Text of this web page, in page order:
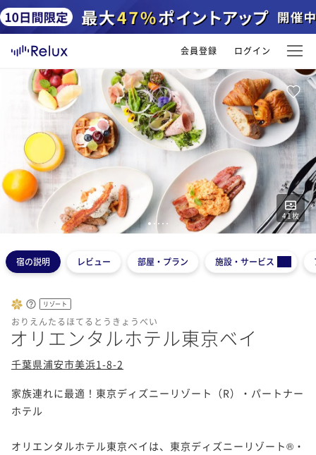
会員登録 ログイン
41枚
1 2 3 4 5
宿の説明 レビュー 部屋・プラン 施設・サービス
リゾート
おりえんたるほてるとうきょうべい
オリエンタルホテル東京ベイ
千葉県浦安市美浜1-8-2
家族連れに最適！東京ディズニーリゾート（R）・パートナー
ホテル
オリエンタルホテル東京ベイは、東京ディズニーリゾート®・